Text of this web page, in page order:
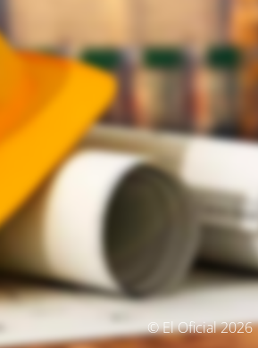
© El Oficial 2026